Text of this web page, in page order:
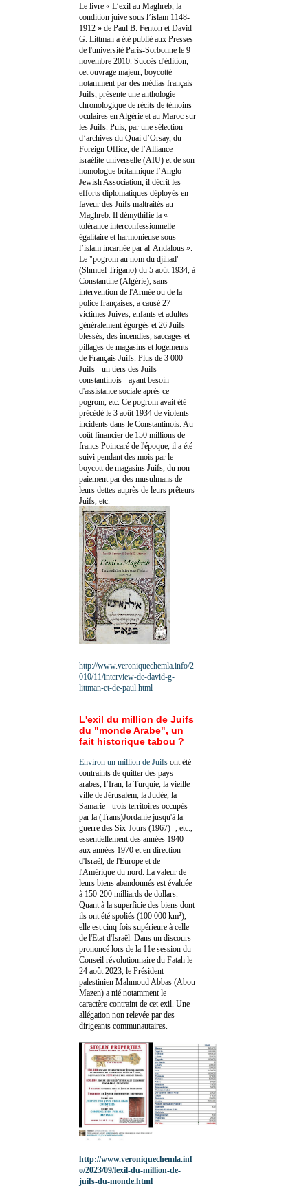
Le livre « L’exil au Maghreb, la
condition juive sous l’islam 1148-
1912 » de Paul B. Fenton et David
G. Littman a été publié aux Presses
de l'université Paris-Sorbonne le 9
novembre 2010. Succès d'édition,
cet ouvrage majeur, boycotté
notamment par des médias français
Juifs, présente une anthologie
chronologique de récits de témoins
oculaires en Algérie et au Maroc sur
les Juifs. Puis, par une sélection
d’archives du Quai d’Orsay, du
Foreign Office, de l’Alliance
israélite universelle (AIU) et de son
homologue britannique l’Anglo-
Jewish Association, il décrit les
efforts diplomatiques déployés en
faveur des Juifs maltraités au
Maghreb. Il démythifie la «
tolérance interconfessionnelle
égalitaire et harmonieuse sous
l’islam incarnée par al-Andalous ».
Le "pogrom au nom du djihad"
(Shmuel Trigano) du 5 août 1934, à
Constantine (Algérie), sans
intervention de l'Armée ou de la
police françaises, a causé 27
victimes Juives, enfants et adultes
généralement égorgés et 26 Juifs
blessés, des incendies, saccages et
pillages de magasins et logements
de Français Juifs. Plus de 3 000
Juifs - un tiers des Juifs
constantinois - ayant besoin
d'assistance sociale après ce
pogrom, etc. Ce pogrom avait été
précédé le 3 août 1934 de violents
incidents dans le Constantinois. Au
coût financier de 150 millions de
francs Poincaré de l'époque, il a été
suivi pendant des mois par le
boycott de magasins Juifs, du non
paiement par des musulmans de
leurs dettes auprès de leurs prêteurs
Juifs, etc.
http://www.veroniquechemla.info/2
010/11/interview-de-david-g-
littman-et-de-paul.html
L'exil du million de Juifs
du "monde Arabe", un
fait historique tabou ?
Environ un million de Juifs ont été
contraints de quitter des pays
arabes, l’Iran, la Turquie, la vieille
ville de Jérusalem, la Judée, la
Samarie - trois territoires occupés
par la (Trans)Jordanie jusqu'à la
guerre des Six-Jours (1967) -, etc.,
essentiellement des années 1940
aux années 1970 et en direction
d'Israël, de l'Europe et de
l'Amérique du nord. La valeur de
leurs biens abandonnés est évaluée
à 150-200 milliards de dollars.
Quant à la superficie des biens dont
ils ont été spoliés (100 000 km²),
elle est cinq fois supérieure à celle
de l'Etat d'Israël. Dans un discours
prononcé lors de la 11e session du
Conseil révolutionnaire du Fatah le
24 août 2023, le Président
palestinien Mahmoud Abbas (Abou
Mazen) a nié notamment le
caractère contraint de cet exil. Une
allégation non relevée par des
dirigeants communautaires.
http://www.veroniquechemla.inf
o/2023/09/lexil-du-million-de-
juifs-du-monde.html